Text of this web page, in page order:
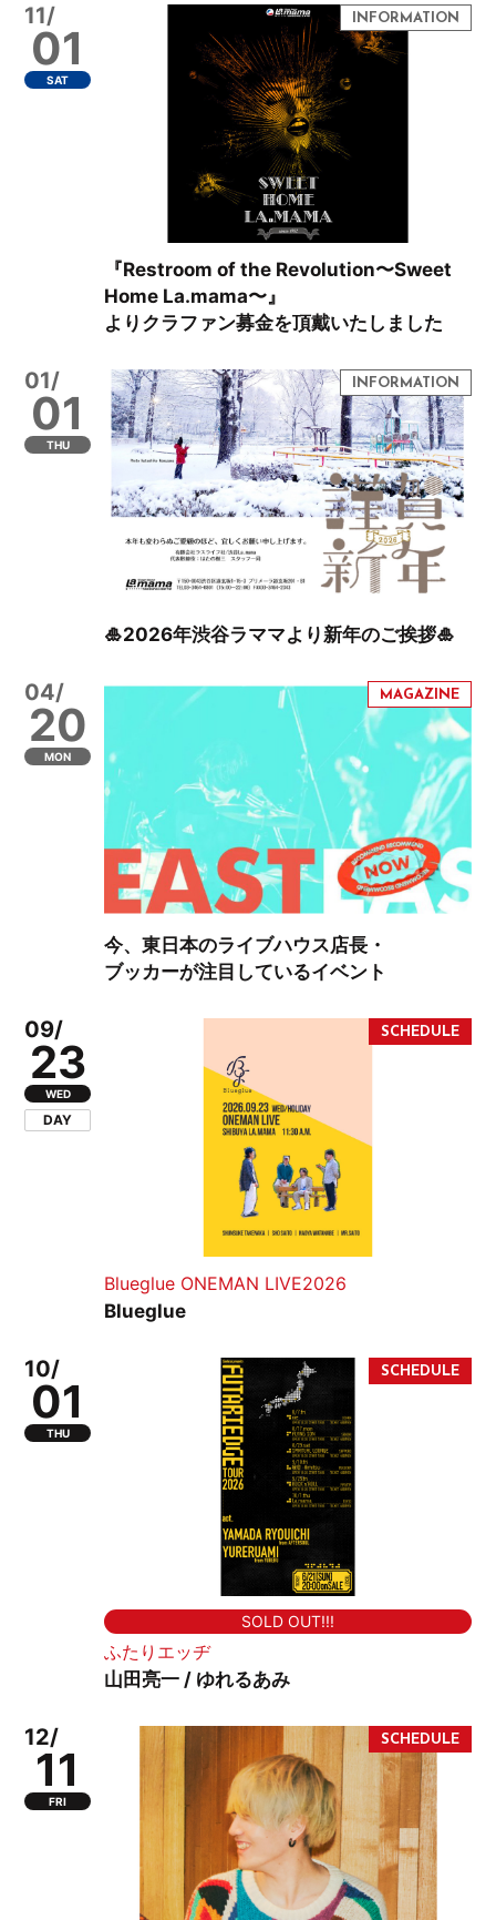
11/
01
SAT
『Restroom of the Revolution〜Sweet
Home La.mama〜』
よりクラファン募金を頂戴いたしました
01/
01
THU
🎍2026年渋谷ラママより新年のご挨拶🎍
04/
20
MON
今、東日本のライブハウス店長・
ブッカーが注目しているイベント
09/
23
WED
DAY
Blueglue ONEMAN LIVE2026
Blueglue
10/
01
THU
SOLD OUT!!!
ふたりエッヂ
山田亮一 / ゆれるあみ
12/
11
FRI